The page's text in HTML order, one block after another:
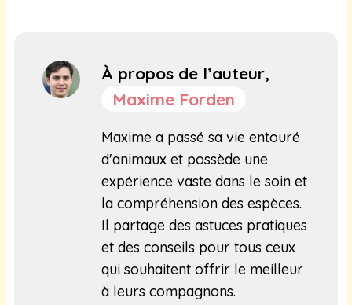
À propos de l’auteur,
Maxime Forden
Maxime a passé sa vie entouré
d'animaux et possède une
expérience vaste dans le soin et
la compréhension des espèces.
Il partage des astuces pratiques
et des conseils pour tous ceux
qui souhaitent offrir le meilleur
à leurs compagnons.